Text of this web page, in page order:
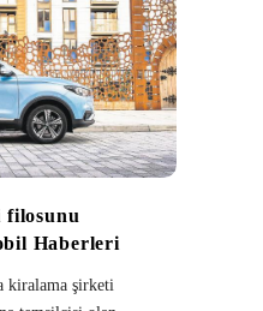
Haberleri
kiralama şirketi